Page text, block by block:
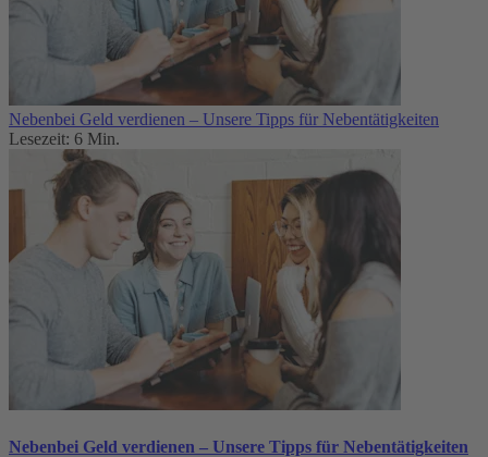
Nebenbei Geld verdienen – Unsere Tipps für Nebentätigkeiten
Lesezeit: 6 Min.
Nebenbei Geld verdienen – Unsere Tipps für Nebentätigkeiten